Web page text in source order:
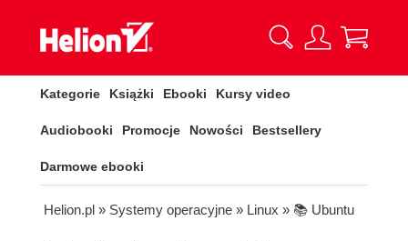
Kategorie Książki Ebooki Kursy video
Audiobooki Promocje Nowości Bestsellery
Darmowe ebooki
Helion.pl » Systemy operacyjne » Linux » 📚 Ubuntu